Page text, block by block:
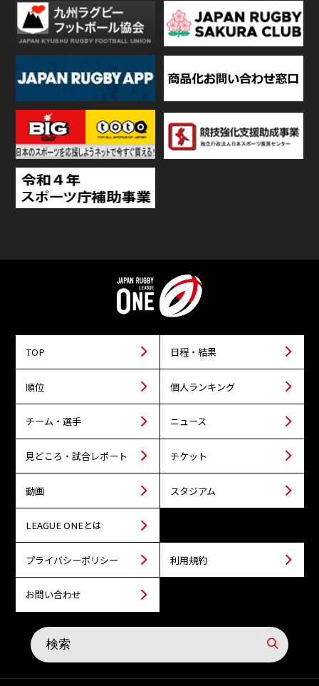
TOP 日程・結果
順位 個人ランキング
チーム・選手 ニュース
見どころ・試合レポート チケット
動画 スタジアム
LEAGUE ONEとは
プライバシーポリシー 利用規約
お問い合わせ